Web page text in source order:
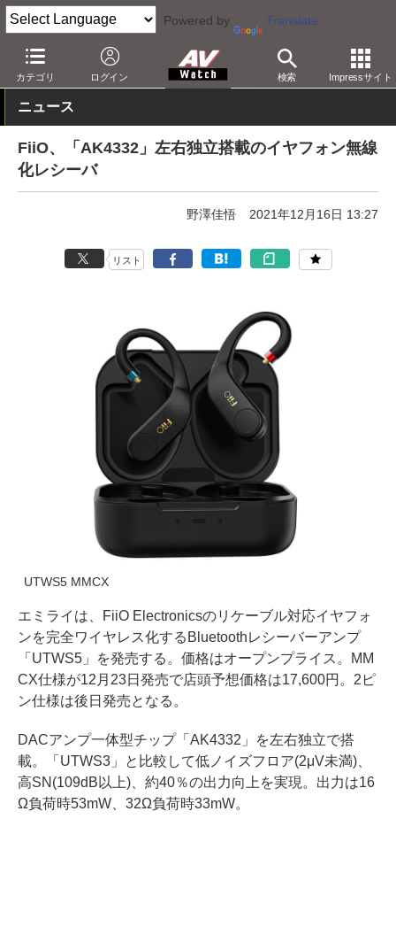
Powered by Translate
カテゴリ ログイン 検索 Impressサイト
AV Watch 製品 オーディオアクセサリ
ニュース
FiiO、「AK4332」左右独立搭載のイヤフォン無線
化レシーバ
野澤佳悟 2021年12月16日 13:27
リスト
UTWS5 MMCX
エミライは、FiiO Electronicsのリケーブル対応イヤフォ
ンを完全ワイヤレス化するBluetoothレシーバーアンプ
「UTWS5」を発売する。価格はオープンプライス。MM
CX仕様が12月23日発売で店頭予想価格は17,600円。2ピ
ン仕様は後日発売となる。
DACアンプ一体型チップ「AK4332」を左右独立で搭
載。「UTWS3」と比較して低ノイズフロア(2μV未満)、
高SN(109dB以上)、約40％の出力向上を実現。出力は16
Ω負荷時53mW、32Ω負荷時33mW。